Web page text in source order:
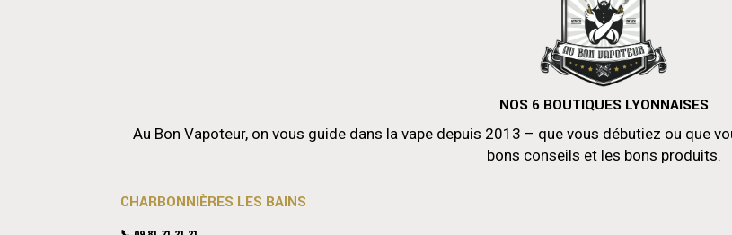
NOS 6 BOUTIQUES LYONNAISES
Au Bon Vapoteur, on vous guide dans la vape depuis 2013 – que vous débutiez ou que
bons conseils et les bons produits.
CHARBONNIÈRES LES BAINS